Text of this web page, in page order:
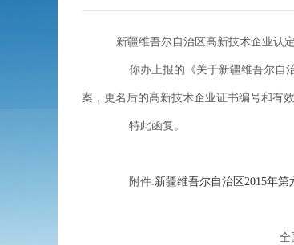
新疆维吾尔自治区 高新技术企业认
你办上报的《关于新疆维吾尔自
案，更名后的高新技术企业证书编号和有
特此函复。
附件:新疆维吾尔自治区2015年
全国高新技术企业